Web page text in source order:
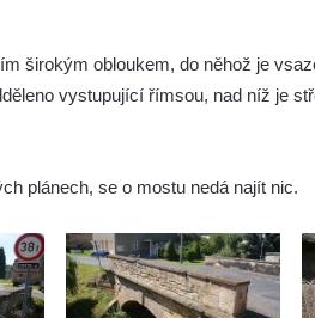
širokým obloukem, do něhož je
vystupující římsou, nad níž je
plánech, se o mostu nedá najít nic.